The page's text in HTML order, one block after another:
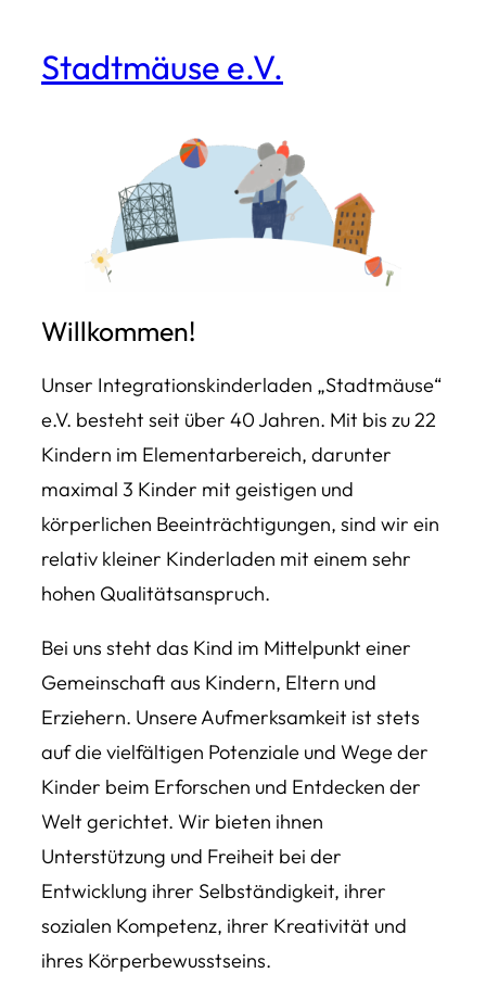
InhaltStadtmäuse e.V.
Willkommen!
Unser Integrationskinderladen „Stadtmäuse“
e.V. besteht seit über 40 Jahren. Mit bis zu 22
Kindern im Elementarbereich, darunter
maximal 3 Kinder mit geistigen und
körperlichen Beeinträchtigungen, sind wir ein
relativ kleiner Kinderladen mit einem sehr
hohen Qualitätsanspruch.
Bei uns steht das Kind im Mittelpunkt einer
Gemeinschaft aus Kindern, Eltern und
Erziehern. Unsere Aufmerksamkeit ist stets
auf die vielfältigen Potenziale und Wege der
Kinder beim Erforschen und Entdecken der
Welt gerichtet. Wir bieten ihnen
Unterstützung und Freiheit bei der
Entwicklung ihrer Selbständigkeit, ihrer
sozialen Kompetenz, ihrer Kreativität und
ihres Körperbewusstseins.